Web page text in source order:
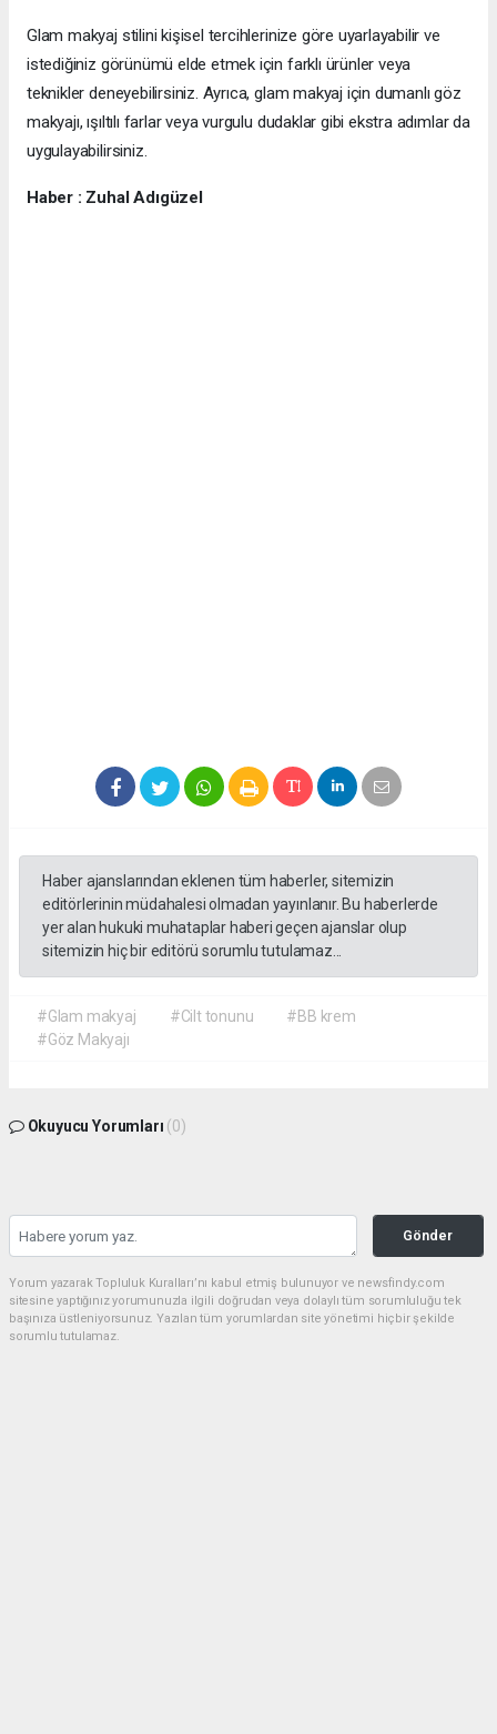
Glam makyaj stilini kişisel tercihlerinize göre uyarlayabilir ve
istediğiniz görünümü elde etmek için farklı ürünler veya
teknikler deneyebilirsiniz. Ayrıca, glam makyaj için dumanlı göz
makyajı, ışıltılı farlar veya vurgulu dudaklar gibi ekstra adımlar da
uygulayabilirsiniz.
Haber : Zuhal Adıgüzel
Haber ajanslarından eklenen tüm haberler, sitemizin
editörlerinin müdahalesi olmadan yayınlanır. Bu haberlerde
yer alan hukuki muhataplar haberi geçen ajanslar olup
sitemizin hiç bir editörü sorumlu tutulamaz...
#Glam makyaj #Cilt tonunu
#BB krem
#Göz Makyajı
Okuyucu Yorumları (0)
Gönder
Yorum yazarak Topluluk Kuralları’nı kabul etmiş bulunuyor ve newsfindy.com
sitesine yaptığınız yorumunuzla ilgili doğrudan veya dolaylı tüm sorumluluğu tek
başınıza üstleniyorsunuz. Yazılan tüm yorumlardan site yönetimi hiçbir şekilde
sorumlu tutulamaz.